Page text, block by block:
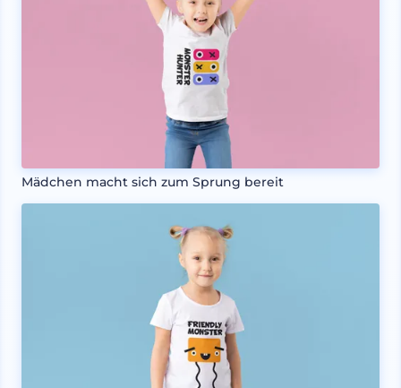
Mädchen macht sich zum Sprung bereit